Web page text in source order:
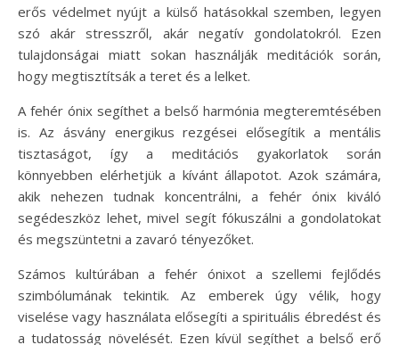
erős védelmet nyújt a külső hatásokkal szemben, legyen
szó akár stresszről, akár negatív gondolatokról. Ezen
tulajdonságai miatt sokan használják meditációk során,
hogy megtisztítsák a teret és a lelket.
A fehér ónix segíthet a belső harmónia megteremtésében
is. Az ásvány energikus rezgései elősegítik a mentális
tisztaságot, így a meditációs gyakorlatok során
könnyebben elérhetjük a kívánt állapotot. Azok számára,
akik nehezen tudnak koncentrálni, a fehér ónix kiváló
segédeszköz lehet, mivel segít fókuszálni a gondolatokat
és megszüntetni a zavaró tényezőket.
Számos kultúrában a fehér ónixot a szellemi fejlődés
szimbólumának tekintik. Az emberek úgy vélik, hogy
viselése vagy használata elősegíti a spirituális ébredést és
a tudatosság növelését. Ezen kívül segíthet a belső erő